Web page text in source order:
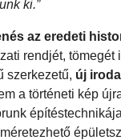
ki.”
az eredeti
rendjét, tömegét
szerkezetű, új
a történeti kép